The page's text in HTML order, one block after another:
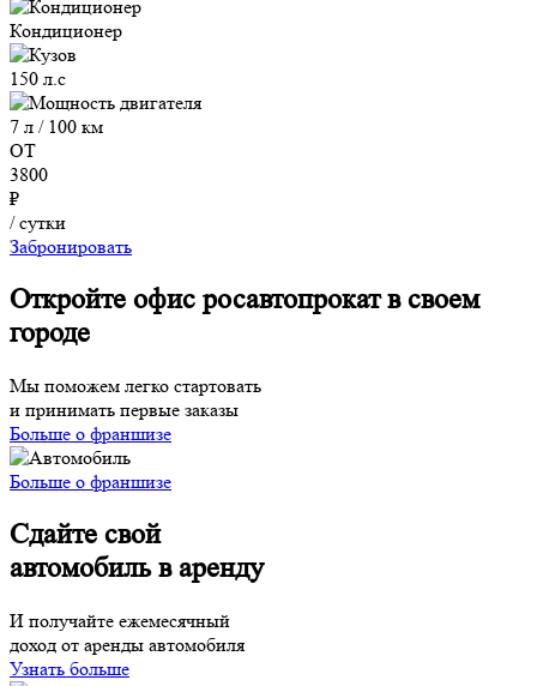
Кондиционер
150 л.с
7 л / 100 км
ОТ
3800
₽
/ сутки
Забронировать
Откройте офис росавтопрокат в своем
городе
Мы поможем легко стартовать
и принимать первые заказы
Больше о франшизе
Больше о франшизе
Сдайте свой
автомобиль в аренду
И получайте ежемесячный
доход от аренды автомобиля
Узнать больше